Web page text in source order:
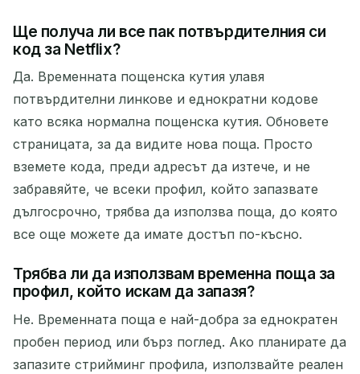
Ще получа ли все пак потвърдителния си
код за Netflix?
Да. Временната пощенска кутия улавя
потвърдителни линкове и еднократни кодове
като всяка нормална пощенска кутия. Обновете
страницата, за да видите нова поща. Просто
вземете кода, преди адресът да изтече, и не
забравяйте, че всеки профил, който запазвате
дългосрочно, трябва да използва поща, до която
все още можете да имате достъп по-късно.
Трябва ли да използвам временна поща за
профил, който искам да запазя?
Не. Временната поща е най-добра за еднократен
пробен период или бърз поглед. Ако планирате да
запазите стрийминг профила, използвайте реален